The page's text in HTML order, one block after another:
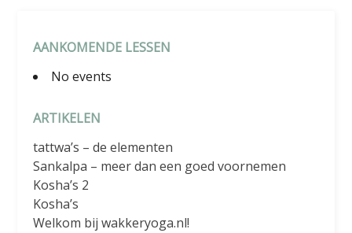
AANKOMENDE LESSEN
No events
ARTIKELEN
tattwa’s – de elementen
Sankalpa – meer dan een goed voornemen
Kosha’s 2
Kosha’s
Welkom bij wakkeryoga.nl!